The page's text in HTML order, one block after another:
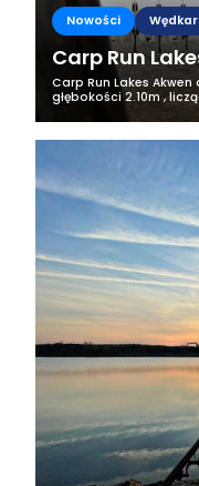
Nowości
Carp Run
Carp Run Lakes
głębokości 2.10m ,
muliste dno, na linii
również wyspa. Akwen...